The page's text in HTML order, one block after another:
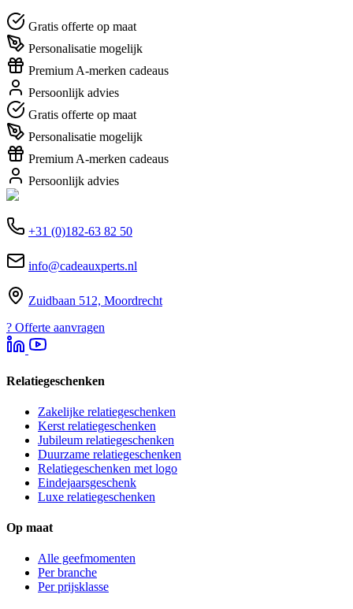
Gratis offerte op maat
Personalisatie mogelijk
Premium A-merken cadeaus
Persoonlijk advies
Gratis offerte op maat
Personalisatie mogelijk
Premium A-merken cadeaus
Persoonlijk advies
+31 (0)182-63 82 50
info@cadeauxperts.nl
Zuidbaan 512, Moordrecht
? Offerte aanvragen
Relatiegeschenken
Zakelijke relatiegeschenken
Kerst relatiegeschenken
Jubileum relatiegeschenken
Duurzame relatiegeschenken
Relatiegeschenken met logo
Eindejaarsgeschenk
Luxe relatiegeschenken
Op maat
Alle geefmomenten
Per branche
Per prijsklasse